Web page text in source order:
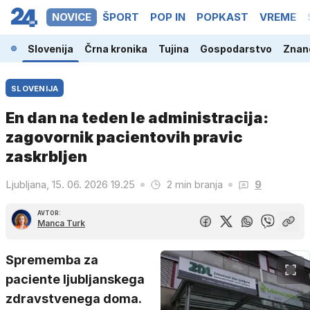
NOVICE ŠPORT POP IN POPKAST VREME
Slovenija Črna kronika Tujina Gospodarstvo
SLOVENIJA
En dan na teden le administracija:
zagovornik pacientovih pravic
zaskrbljen
Ljubljana, 15. 06. 2026 19.25 2 min branja 9
AVTOR:
Manca Turk
Sprememba za
paciente ljubljanskega
zdravstvenega doma.